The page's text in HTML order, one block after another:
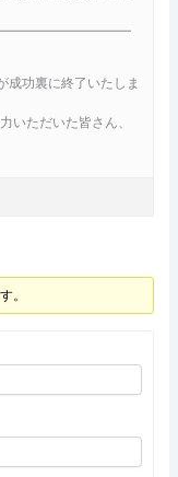
成功裏に終了いたしま
いただいた皆さん、
。